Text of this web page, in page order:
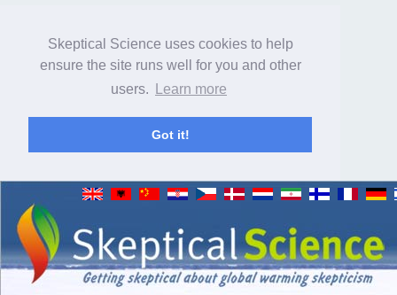
Skeptical Science uses cookies to help
ensure the site runs well for you and other
users.
Learn more
Got it!